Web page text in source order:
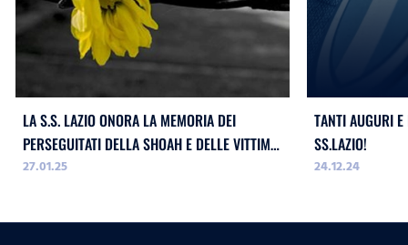
LA S.S. LAZIO ONORA LA MEMORIA DEI
PERSEGUITATI DELLA SHOAH E DELLE VITTIME
DELL`ODIO
27.01.25
TANTI AUGURI
SS.LAZIO!
24.12.24